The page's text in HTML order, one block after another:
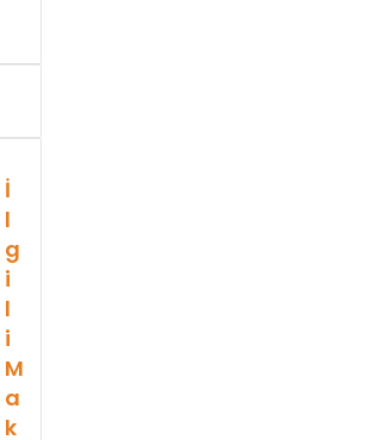
İ
l
g
i
l
i
M
a
k